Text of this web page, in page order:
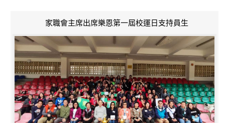
家職會主席出席樂恩第一屆校運日支持員生